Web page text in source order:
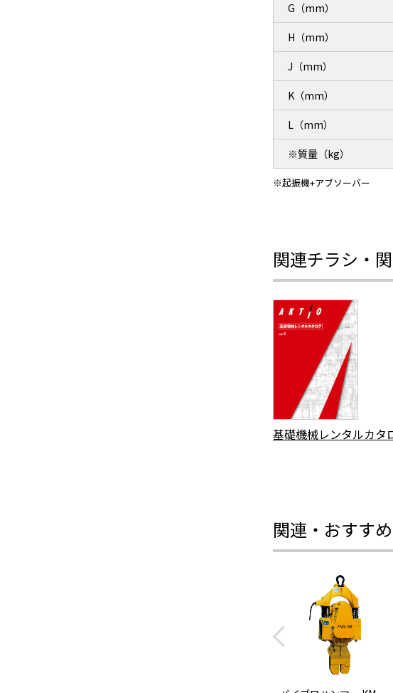
G（mm）
H（mm）
J（mm）
K（mm）
L（mm）
※質量（kg）
※起振機+アブソーバー
関連チラシ・
基礎機械レンタルカタ
関連・おすす